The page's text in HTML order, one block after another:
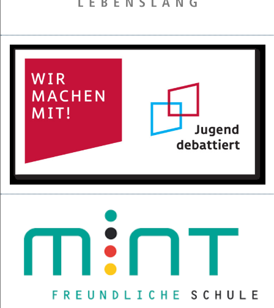
Projektpräsentation der 6d für den BGC
16.05.2025
Kurzfilme über den Izmir-Austausch im Kino
22.04.2025
KI-Fortbildung der Lehrerschaft
Null-Tage-Feier und Ferien!